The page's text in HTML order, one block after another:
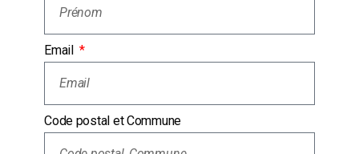
Email
Code postal et Commune